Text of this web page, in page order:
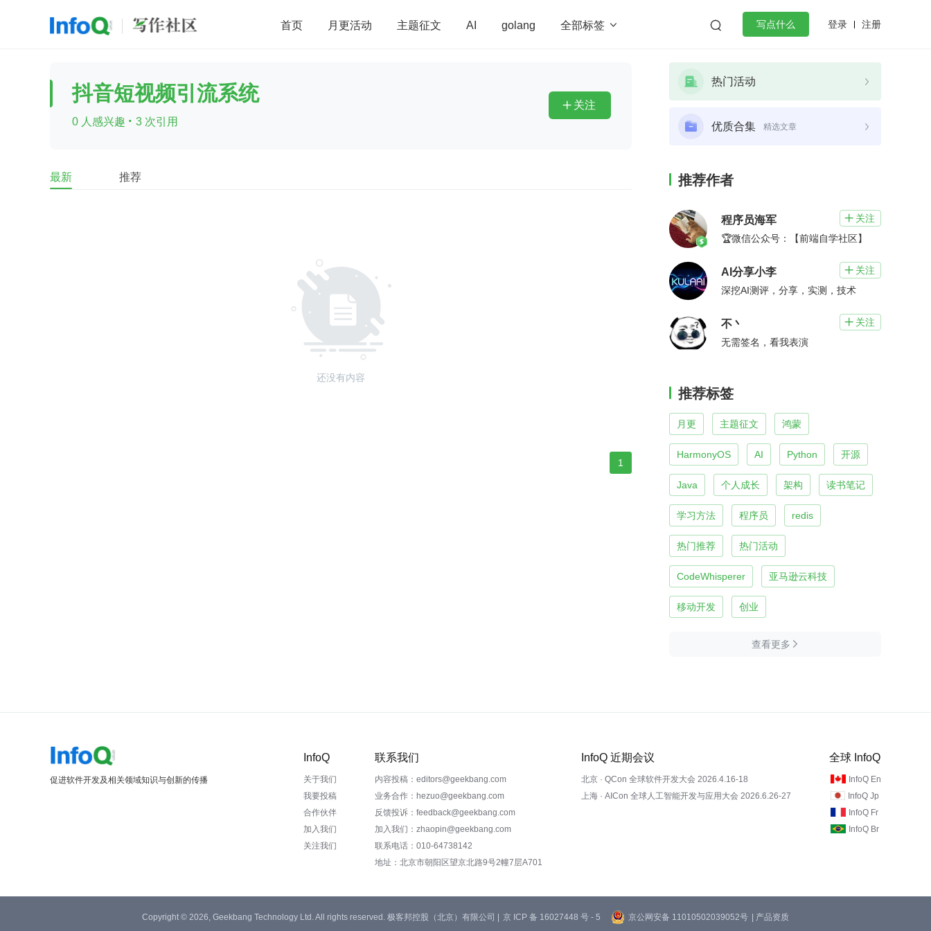
首页 月更活动 主题征文 AI golang 全部标签   写点什么 登录 注册
前端 AI 大数据 团队管理 redis
查看更多
抖音短视频引流系统
0 人感兴趣 · 3 次引用
 关注
最新 推荐
还没有内容
1
热门活动
优质合集 精选文章
推荐作者
程序员海军  关注
🏆微信公众号：【前端自学社区】
AI分享小李  关注
深挖AI测评，分享，实测，技术
不丶  关注
无需签名，看我表演
推荐标签
月更 主题征文 鸿蒙
HarmonyOS AI Python 开源
Java 个人成长 架构 读书笔记
学习方法 程序员 redis
热门推荐 热门活动
CodeWhisperer 亚马逊云科技
移动开发 创业
查看更多 
促进软件开发及相关领域知识与创新的传播
InfoQ
关于我们
我要投稿
合作伙伴
加入我们
关注我们
联系我们
内容投稿：editors@geekbang.com
业务合作：hezuo@geekbang.com
反馈投诉：feedback@geekbang.com
加入我们：zhaopin@geekbang.com
联系电话：010-64738142
地址：北京市朝阳区望京北路9号2幢7层A701
InfoQ 近期会议
北京 · QCon 全球软件开发大会 2026.4.16-18
上海 · AICon 全球人工智能开发与应用大会 2026.6.26-27
全球 InfoQ
InfoQ En
InfoQ Jp
InfoQ Fr
InfoQ Br
Copyright © 2026, Geekbang Technology Ltd. All rights reserved. 极客邦控股（北京）有限公司 | 京 ICP 备 16027448 号 - 5 京公网安备 11010502039052号 | 产品资质